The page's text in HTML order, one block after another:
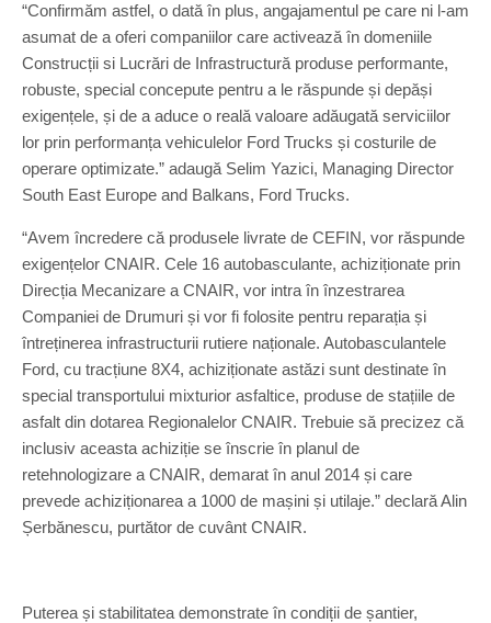
“Confirmăm astfel, o dată în plus, angajamentul pe care ni l-am
asumat de a oferi companiilor care activează în domeniile
Construcții si Lucrări de Infrastructură produse performante,
robuste, special concepute pentru a le răspunde și depăși
exigențele, și de a aduce o reală valoare adăugată serviciilor
lor prin performanța vehiculelor Ford Trucks și costurile de
operare optimizate.” adaugă Selim Yazici, Managing Director
South East Europe and Balkans, Ford Trucks.
“Avem încredere că produsele livrate de CEFIN, vor răspunde
exigențelor CNAIR. Cele 16 autobasculante, achiziționate prin
Direcția Mecanizare a CNAIR, vor intra în înzestrarea
Companiei de Drumuri și vor fi folosite pentru reparația și
întreținerea infrastructurii rutiere naționale. Autobasculantele
Ford, cu tracțiune 8X4, achiziționate astăzi sunt destinate în
special transportului mixturior asfaltice, produse de stațiile de
asfalt din dotarea Regionalelor CNAIR. Trebuie să precizez că
inclusiv aceasta achiziție se înscrie în planul de
retehnologizare a CNAIR, demarat în anul 2014 și care
prevede achiziționarea a 1000 de mașini și utilaje.” declară Alin
Șerbănescu, purtător de cuvânt CNAIR.
Puterea și stabilitatea demonstrate în condiții de șantier,